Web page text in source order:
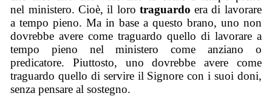
nel ministero. Cioè, il loro traguardo era di lavorare
a tempo pieno. Ma in base a questo brano, uno non
dovrebbe avere come traguardo quello di lavorare a
tempo pieno nel ministero come anziano o
predicatore. Piuttosto, uno dovrebbe avere come
traguardo quello di servire il Signore con i suoi doni,
senza pensare al sostegno.